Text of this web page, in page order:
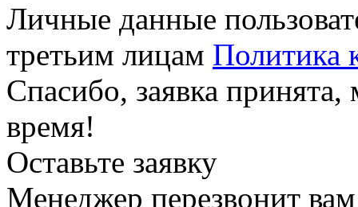
Личные данные
третьим лицам Политика
Спасибо, заявка
время!
Оставьте заявку
Менеджер перезвонит